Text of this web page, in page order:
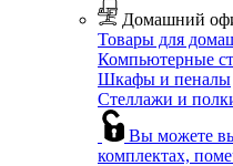
Домашний
Товары для
Компьютерные
Шкафы и пеналы
Стеллажи и
Вы можете
комплектах,